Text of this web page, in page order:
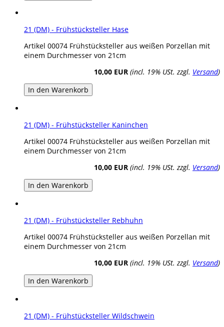
21 (DM) - Frühstücksteller Hase
Artikel 00074 Frühstücksteller aus weißen Porzellan mit
einem Durchmesser von 21cm
10,00 EUR (incl. 19% USt. zzgl. Versand)
In den Warenkorb
21 (DM) - Frühstücksteller Kaninchen
Artikel 00074 Frühstücksteller aus weißen Porzellan mit
einem Durchmesser von 21cm
10,00 EUR (incl. 19% USt. zzgl. Versand)
In den Warenkorb
21 (DM) - Frühstücksteller Rebhuhn
Artikel 00074 Frühstücksteller aus weißen Porzellan mit
einem Durchmesser von 21cm
10,00 EUR (incl. 19% USt. zzgl. Versand)
In den Warenkorb
21 (DM) - Frühstücksteller Wildschwein